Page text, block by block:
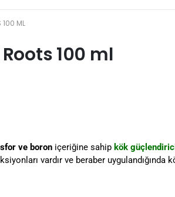
100 ML
100 ml
ve boron içeriğine sahip kök
vardır ve beraber uygulandığında